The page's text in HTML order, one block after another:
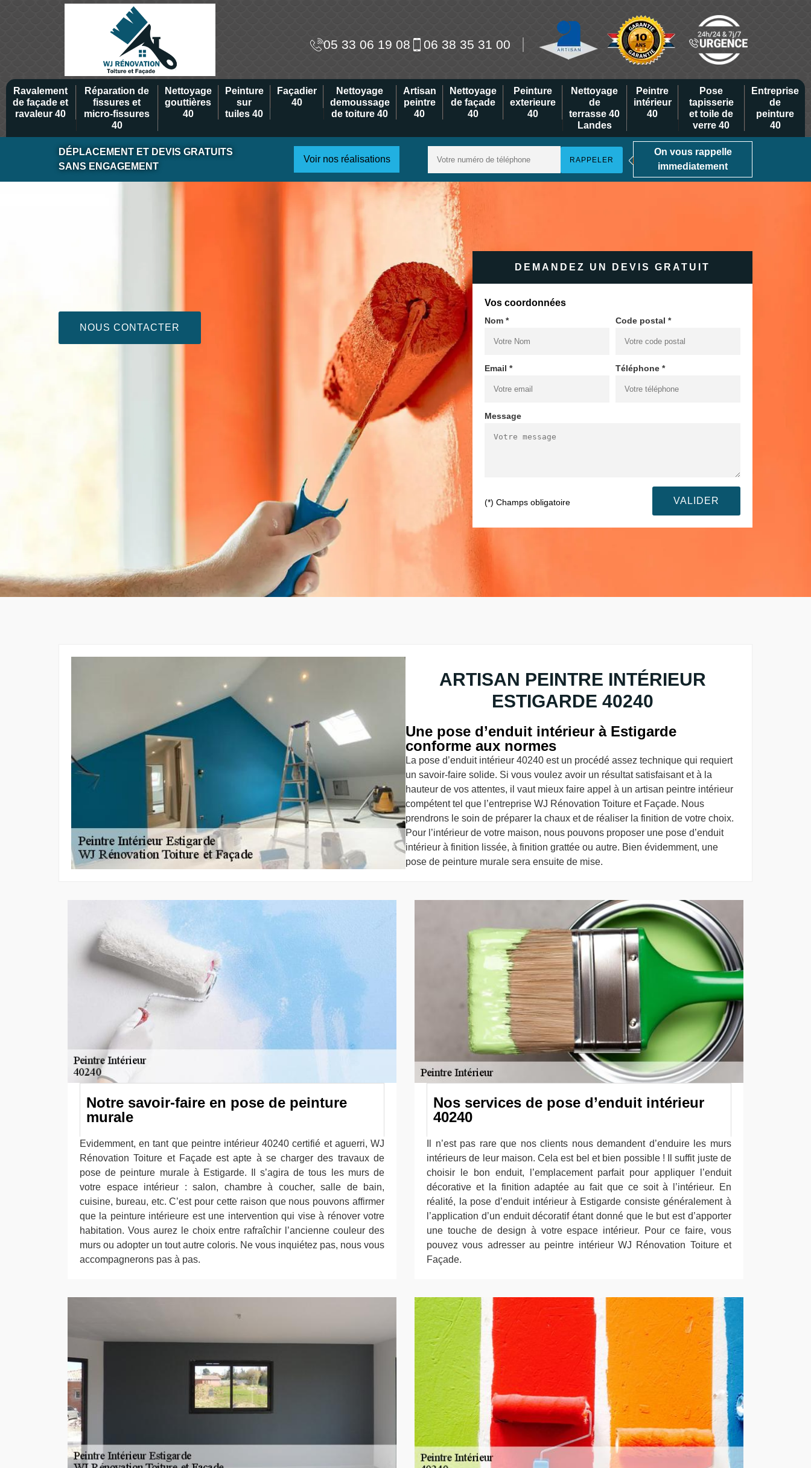
05 33 06 19 08 06 38 35 31 00
Ravalement
de façade et
ravaleur 40
Réparation de
fissures et
micro-fissures
40
Nettoyage
gouttières
40
Peinture
sur
tuiles 40
Façadier
40
Nettoyage
demoussage
de toiture 40
Artisan
peintre
40
Nettoyage
de façade
40
Peinture
exterieure
40
Nettoyage
de
terrasse 40
Landes
Peintre
intérieur
40
Pose
tapisserie
et toile de
verre 40
Entreprise
de
peinture
40
DÉPLACEMENT ET DEVIS GRATUITS
SANS ENGAGEMENT
Voir nos réalisations
On vous rappelle
immediatement
NOUS CONTACTER
DEMANDEZ UN DEVIS GRATUIT
Vos coordonnées
Nom * Code postal *
Email * Téléphone *
Message
(*) Champs obligatoire
ARTISAN PEINTRE INTÉRIEUR
ESTIGARDE 40240
Une pose d’enduit intérieur à Estigarde
conforme aux normes
La pose d’enduit intérieur 40240 est un procédé assez technique qui requiert
un savoir-faire solide. Si vous voulez avoir un résultat satisfaisant et à la
hauteur de vos attentes, il vaut mieux faire appel à un artisan peintre intérieur
compétent tel que l’entreprise WJ Rénovation Toiture et Façade. Nous
prendrons le soin de préparer la chaux et de réaliser la finition de votre choix.
Pour l’intérieur de votre maison, nous pouvons proposer une pose d’enduit
intérieur à finition lissée, à finition grattée ou autre. Bien évidemment, une
pose de peinture murale sera ensuite de mise.
Notre savoir-faire en pose de peinture
murale
Evidemment, en tant que peintre intérieur 40240 certifié et aguerri, WJ
Rénovation Toiture et Façade est apte à se charger des travaux de
pose de peinture murale à Estigarde. Il s’agira de tous les murs de
votre espace intérieur : salon, chambre à coucher, salle de bain,
cuisine, bureau, etc. C’est pour cette raison que nous pouvons affirmer
que la peinture intérieure est une intervention qui vise à rénover votre
habitation. Vous aurez le choix entre rafraîchir l’ancienne couleur des
murs ou adopter un tout autre coloris. Ne vous inquiétez pas, nous vous
accompagnerons pas à pas.
Nos services de pose d’enduit intérieur
40240
Il n’est pas rare que nos clients nous demandent d’enduire les murs
intérieurs de leur maison. Cela est bel et bien possible ! Il suffit juste de
choisir le bon enduit, l’emplacement parfait pour appliquer l’enduit
décorative et la finition adaptée au fait que ce soit à l’intérieur. En
réalité, la pose d’enduit intérieur à Estigarde consiste généralement à
l’application d’un enduit décoratif étant donné que le but est d’apporter
une touche de design à votre espace intérieur. Pour ce faire, vous
pouvez vous adresser au peintre intérieur WJ Rénovation Toiture et
Façade.